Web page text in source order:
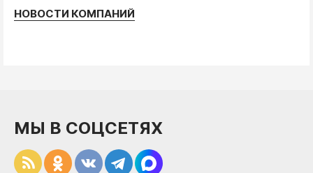
НОВОСТИ КОМПАНИЙ
МЫ В СОЦСЕТЯХ